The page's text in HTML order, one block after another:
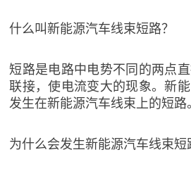
什么叫新能源汽车线束短路？
短路是电路中电势不同的两点
联接，使电流变大的现象。新
发生在新能源汽车线束上的短路
为什么会发生新能源汽车线束短